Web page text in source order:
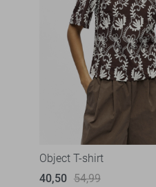
Object T-shirt
40,50 54,99